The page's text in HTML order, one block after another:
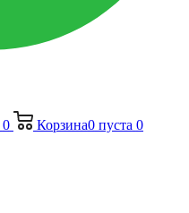
0 Корзина0 пуста 0